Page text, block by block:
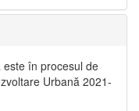
în procesul de
Urbană 2021‐